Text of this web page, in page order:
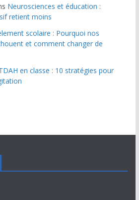
Neurosciences et éducation :
retient moins
scolaire : Pourquoi nos
et comment changer de
en classe : 10 stratégies pour